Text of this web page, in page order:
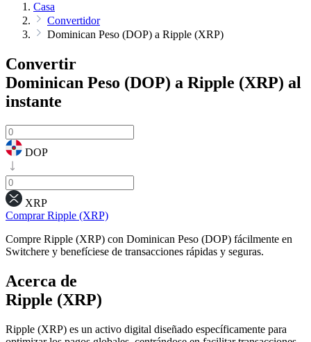
Casa
Convertidor
Dominican Peso (DOP) a Ripple (XRP)
Convertir
Dominican Peso (DOP) a Ripple (XRP) al
instante
DOP
XRP
Comprar Ripple (XRP)
Compre Ripple (XRP) con Dominican Peso (DOP) fácilmente en
Switchere y benefíciese de transacciones rápidas y seguras.
Acerca de
Ripple (XRP)
Ripple (XRP) es un activo digital diseñado específicamente para